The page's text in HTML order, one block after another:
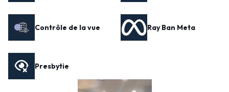
Contrôle de la vue Ray Ban Meta
Presbytie